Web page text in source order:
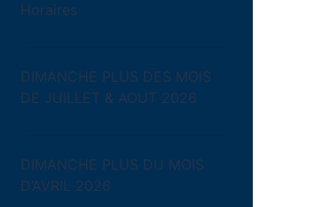
Horaires
DIMANCHE PLUS DES MOIS
DE JUILLET & AOUT 2026
DIMANCHE PLUS DU MOIS
D’AVRIL 2026